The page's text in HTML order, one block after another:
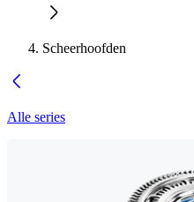
Scheerhoofden
Alle series